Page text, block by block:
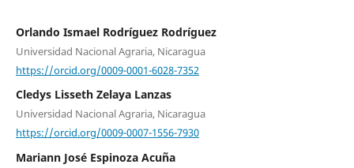
Orlando Ismael Rodríguez Rodríguez
Universidad Nacional Agraria, Nicaragua
https://orcid.org/0009-0001-6028-7352
Cledys Lisseth Zelaya Lanzas
Universidad Nacional Agraria, Nicaragua
https://orcid.org/0009-0007-1556-7930
Mariann José Espinoza Acuña